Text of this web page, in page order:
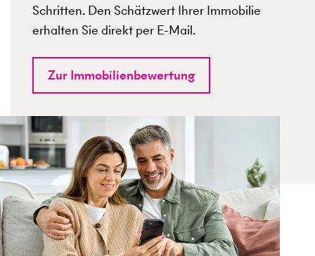
Schritten. Den Schätzwert Ihrer Immobilie
erhalten Sie direkt per E-Mail.
Zur Immobilienbewertung